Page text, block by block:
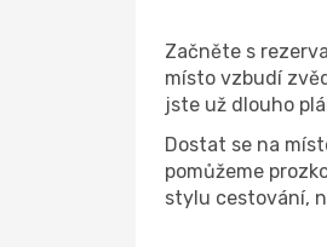
Začněte s
místo vzbudí
jste už dlouho
Dostat se na
pomůžeme
stylu cestování,